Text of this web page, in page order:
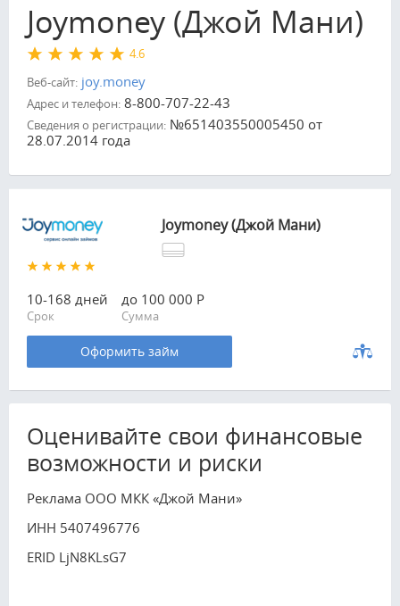
Joymoney (Джой Мани)
4.6
Веб-сайт: joy.money
Адрес и телефон: 8-800-707-22-43
Сведения о регистрации: №651403550005450 от
28.07.2014 года
Joymoney (Джой Мани)
10-168 дней
Срок
до 100 000 Р
Сумма
Оформить займ
Оценивайте свои финансовые
возможности и риски
Реклама ООО МКК «Джой Мани»
ИНН 5407496776
ERID LjN8KLsG7